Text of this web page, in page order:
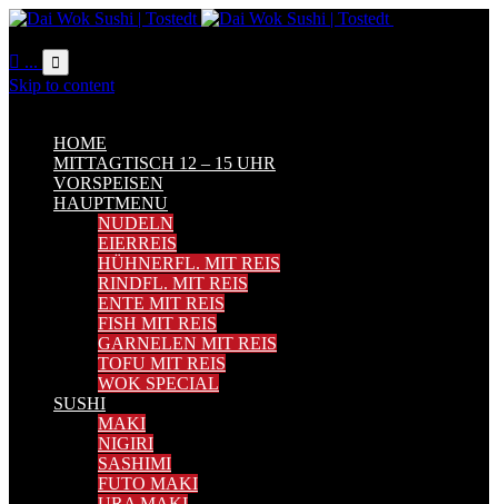
 ... 
Skip to content
HOME
MITTAGTISCH 12 – 15 UHR
VORSPEISEN
HAUPTMENU
NUDELN
EIERREIS
HÜHNERFL. MIT REIS
RINDFL. MIT REIS
ENTE MIT REIS
FISH MIT REIS
GARNELEN MIT REIS
TOFU MIT REIS
WOK SPECIAL
SUSHI
MAKI
NIGIRI
SASHIMI
FUTO MAKI